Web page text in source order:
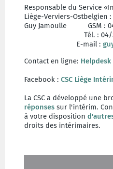
Responsable du Service
Liège-Verviers-Ostbelgien :
Guy Jamoulle GSM :
Tél. : 04/340
E-mail :
Contact en ligne:
Facebook : CSC Liège
La CSC a développé une
réponses sur l'intérim.
à votre disposition
droits des intérimaires.